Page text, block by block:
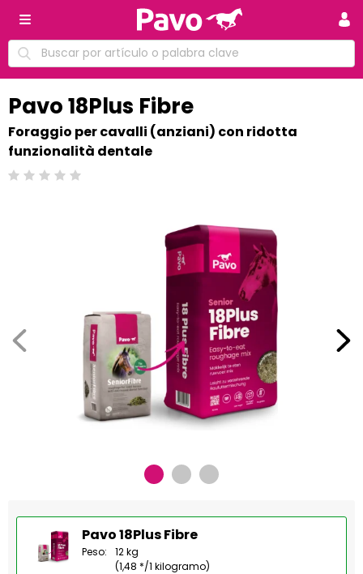
Pavo 18Plus Fibre
Foraggio per cavalli (anziani) con ridotta
funzionalità dentale
Calificación: 0 /5
Pavo 18Plus Fibre
Peso:
12 kg
(1,48 */1 kilogramo)